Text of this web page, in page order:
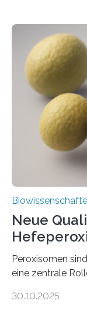
Neue
Peroxisomen
eine zentrale
erfüllen können,
30.10.2025